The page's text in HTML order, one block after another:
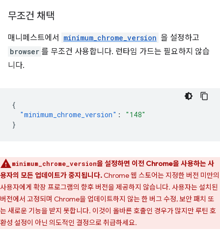
무조건 채택
매니페스트에서 minimum_chrome_version 을 설정하고
browser 를 무조건 사용합니다. 런타임 가드는 필요하지 않습
니다.
{
"minimum_chrome_version" :
"148"
}
minimum_chrome_version을 설정하면 이전 Chrome을 사용하는 사
용자의 모든 업데이트가 중지됩니다.Chrome 웹 스토어는 지정한 버전 미만의
사용자에게 확장 프로그램의 향후 버전을 제공하지 않습니다. 사용자는 설치된
버전에서 고정되며 Chrome을 업데이트하지 않는 한 버그 수정, 보안 패치 또
는 새로운 기능을 받지 못합니다. 이것이 올바른 호출인 경우가 많지만 루틴 호
환성 설정이 아닌 의도적인 결정으로 취급하세요.